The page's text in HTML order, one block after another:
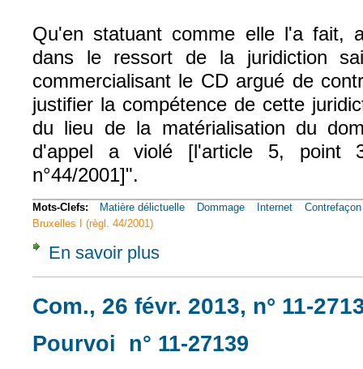
Qu'en statuant comme elle l'a fait,
dans le ressort de la juridiction
commercialisant le CD argué de
justifier la compétence de cette
du lieu de la matérialisation du
d'appel a violé [l'article 5, point
n°44/2001]".
Mots-Clefs: Matière délictuelle Dommage Internet
Contrefaçon
Bruxelles I (règl. 44/2001)
En savoir plus
Com., 26 févr. 2013, n° 11-
Pourvoi n° 11-27139